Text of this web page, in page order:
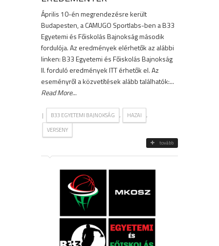
Április 10-én megrendezésre került
Budapesten, a CAMUGO Sportlabs-ben a B33
Egyetemi és Főiskolás Bajnokság második
fordulója. Az eredmények elérhetők az alábbi
linken: B33 Egyetemi és Főiskolás Bajnokság
II. forduló eredmények ITT érhetők el. Az
eseményről a közvetítések alább találhatók:...
Read More...
| B33 EGYETEMI BAJNOKSÁG , HAZAI ,
VERSENY
tovább